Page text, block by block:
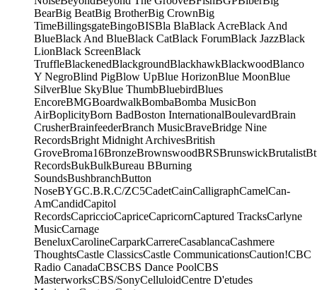
BearBig BeatBig BrotherBig CrownBig
TimeBillingsgateBingoBISBla BlaBlack AcreBlack And
BlueBlack And BlueBlack CatBlack ForumBlack JazzBlack
LionBlack ScreenBlack
TruffleBlackenedBlackgroundBlackhawkBlackwoodBlanco
Y NegroBlind PigBlow UpBlue HorizonBlue MoonBlue
SilverBlue SkyBlue ThumbBluebirdBlues
EncoreBMGBoardwalkBombaBomba MusicBon
AirBoplicityBorn BadBoston InternationalBoulevardBrain
CrusherBrainfeederBranch MusicBraveBridge Nine
RecordsBright Midnight ArchivesBritish
GroveBroma16BronzeBrownswoodBRSBrunswickBrutalist
RecordsBukBulkBureau BBurning
SoundsBushbranchButton
NoseBYGC.B.R.C/ZC5CadetCainCalligraphCamelCan-
AmCandidCapitol
RecordsCapriccioCapriceCapricornCaptured TracksCarlyne
MusicCarnage
BeneluxCarolineCarparkCarrereCasablancaCashmere
ThoughtsCastle ClassicsCastle CommunicationsCaution!CBC
Radio CanadaCBSCBS Dance PoolCBS
MasterworksCBS/SonyCelluloidCentre D'etudes